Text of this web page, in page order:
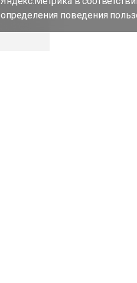
определения поведения